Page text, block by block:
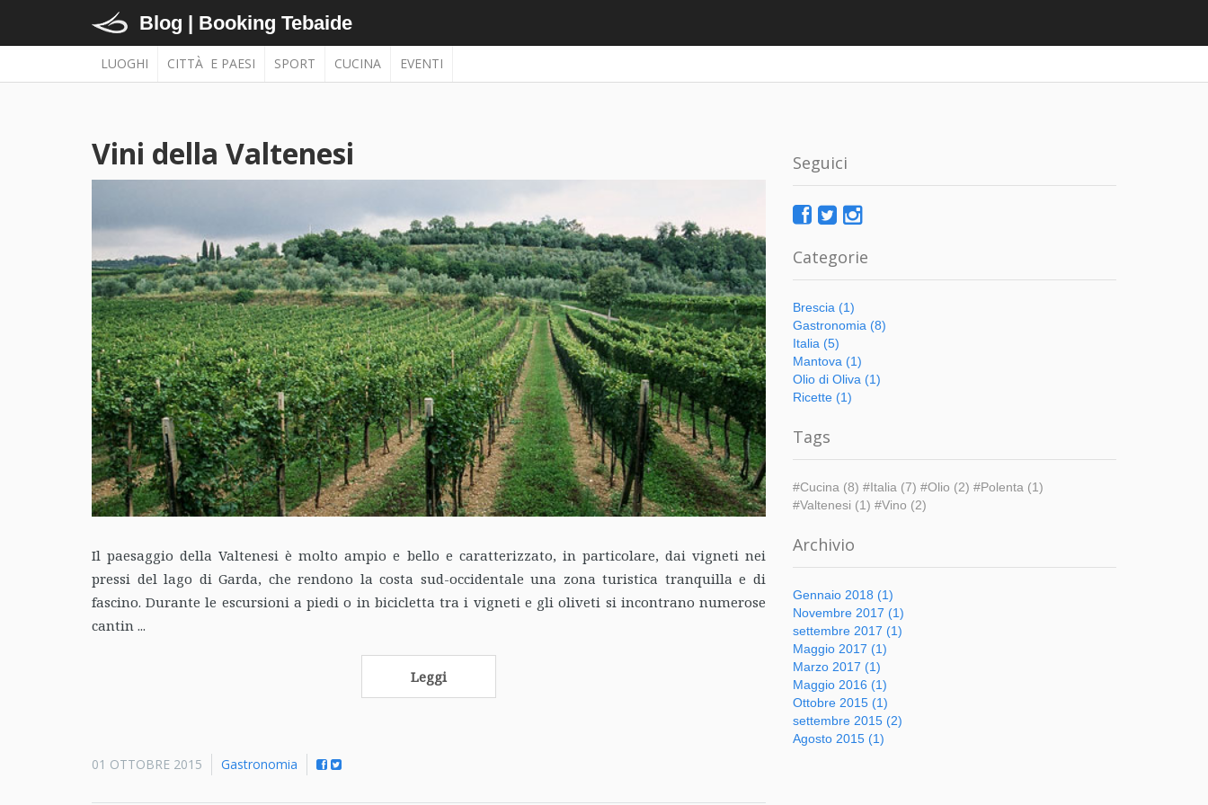
Blog | Booking Tebaide
LUOGHI CITTÀ E PAESI SPORT CUCINA EVENTI
Vini della Valtenesi
Il paesaggio della Valtenesi è molto ampio e bello e caratterizzato, in particolare, dai vigneti nei
pressi del lago di Garda, che rendono la costa sud-occidentale una zona turistica tranquilla e di
fascino. Durante le escursioni a piedi o in bicicletta tra i vigneti e gli oliveti si incontrano numerose
cantin ...
Leggi
01 OTTOBRE 2015 Gastronomia
Seguici
Categorie
Brescia (1)
Gastronomia (8)
Italia (5)
Mantova (1)
Olio di Oliva (1)
Ricette (1)
Tags
#Cucina (8) #Italia (7) #Olio (2) #Polenta (1)
#Valtenesi (1) #Vino (2)
Archivio
Gennaio 2018 (1)
Novembre 2017 (1)
settembre 2017 (1)
Maggio 2017 (1)
Marzo 2017 (1)
Maggio 2016 (1)
Ottobre 2015 (1)
settembre 2015 (2)
Agosto 2015 (1)